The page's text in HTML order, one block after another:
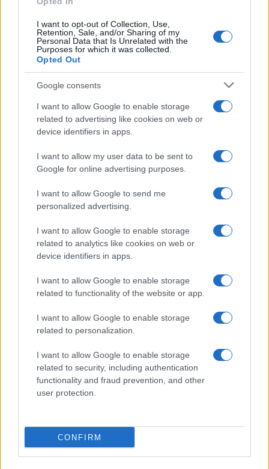
I want to opt-out of Collection, Use,
Retention, Sale, and/or Sharing of my
Personal Data that Is Unrelated with the
Purposes for which it was collected.
Opted Out
Google consents
I want to allow Google to enable storage
related to advertising like cookies on web or
device identifiers in apps.
I want to allow my user data to be sent to
Google for online advertising purposes.
I want to allow Google to send me
personalized advertising.
I want to allow Google to enable storage
related to analytics like cookies on web or
device identifiers in apps.
I want to allow Google to enable storage
related to functionality of the website or app.
I want to allow Google to enable storage
related to personalization.
I want to allow Google to enable storage
related to security, including authentication
functionality and fraud prevention, and other
user protection.
CONFIRM
Mario Malu
Paolo Pinna
Martina Agostina Diturco
I nostri cari
I nostri cari
I nostri cari
Giovannimaria Cabras